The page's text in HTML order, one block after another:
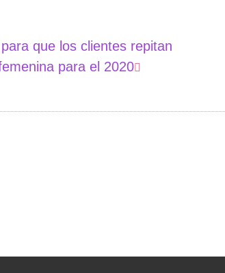
que los clientes repitan
para el 2020